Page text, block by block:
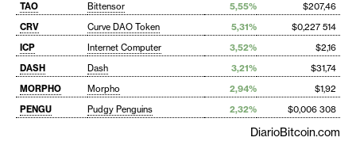
TAO
Bittensor 5,55%
$207,46
CRV
Curve DAO Token 5,31%
$0,227 514
ICP
Internet Computer 3,52%
$2,16
DASH
Dash 3,21%
$31,74
MORPHO
Morpho 2,94%
$1,92
PENGU
Pudgy Penguins 2,32% $0,006 308
DiarioBitcoin.com